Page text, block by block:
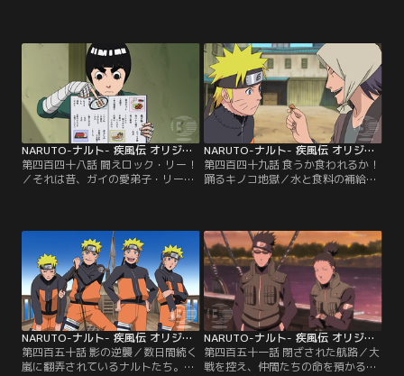
破してしまう。この島は、付近の海
を荒らしまわる海賊たちのすみかだ
ったのだ。金になるものは鉄くずか
ら人間まで根こそぎ奪い去ろうとす
る海賊たち。その追っ手から逃れる
ため…。【提供：バンダイチャンネ
ル】
アオバ。早速、ガイの捜索を始めよ
うとするが、その時三人は一人の女
性を見かける。話を聞こうと声をか
けるアオバ。だが、なぜか女性は逃
げるようにその場から立ち去ってゆ
く。【提供：バンダイチャンネル】
NARUTO-ナルト- 疾風伝 オリジナル（2）航海編 第448話
第四百四十八話 闘えロック・リー！
／それは昔、ガイの愛弟子・リー
して飲みすぎたガイは、途中から記
憶をなくしていた。それはなぜか夕
べ一緒にいたリーも同じで、二人と
も必死で記憶の糸をたぐりよせる。
そしてガイは、漠然と思い出した記
憶の中からある結論に辿り着く。
【提供：バンダイチャンネル】
NARUTO-ナルト- 疾風伝 オリジナル（2）航海編 第449話
第四百四十九話 食うか食われるか！
踊るキノコ地獄／水と食料の補給の
の野菜売りと出会い、すすめられる
まま珍しいキノコを買う。ところ
が、港での補給を終え、次の航海へ
と出発した船をとんでもない悪夢が
襲う。はじまりは急に体調を崩した
ヤマトが倒れたことだった。【提
供：バンダイチャンネル】
NARUTO-ナルト- 疾風伝 オリジナル（2）航海編 第450話
第四百五十話 影の逆襲／数日間続く
嵐に翻弄されているナルトたち。ナ
NARUTO-ナルト- 疾風伝 オリジナル（2）航海編 第451話
第四百五十一話 閉ざされた航路／大
戦を控え、仲間たちの命を預かる責